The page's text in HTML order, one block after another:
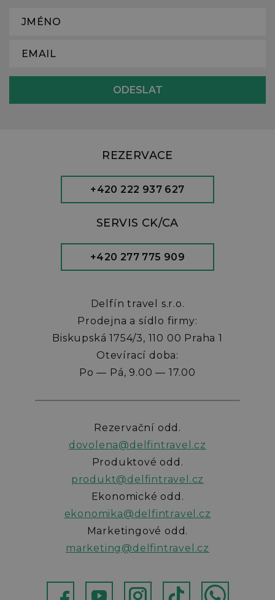
REZERVACE
+420 222 937 627
SERVIS CK/CA
+420 277 775 909
Delfín travel s.r.o.
Prodejna a sídlo firmy:
Biskupská 1754/3, 110 00 Praha 1
Otevírací doba:
Po — Pá, 9.00 — 17.00
Rezervační odd.
dovolena@delfintravel.cz
Produktové odd.
produkt@delfintravel.cz
Ekonomické odd.
ekonomika@delfintravel.cz
Marketingové odd.
marketing@delfintravel.cz
InstagramTikTokWhatsApp